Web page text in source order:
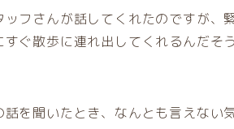
ッフさんが話してくれたのですが、
すぐ散歩に連れ出してくれるんだそ
話を聞いたとき、なんとも言えない